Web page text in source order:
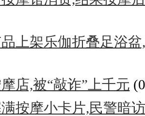
上架乐伽折叠足浴
店,被“敲诈”上千元
按摩小卡片,民警暗